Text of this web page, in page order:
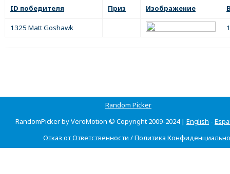
ID победителя Приз Изображение
1325 Matt Goshawk 1
Random Picker
RandomPicker by VeroMotion © Copyright 2009-2024 | English -
Отказ от Ответственности /Политика